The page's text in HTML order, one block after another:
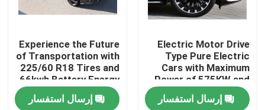
ضبط الجودة
اتصل بنا
طلب اقتباس
Electric Motor Drive
Type Pure Electric
Cars with Maximum
Power of 575KW and
Kerb Weight of
1881kgإرسال استفسار
Experience the Future
of Transportation with
225/60 R18 Tires and
66kwh Battery Energy
Zero Emission Cars
إرسال استفسار